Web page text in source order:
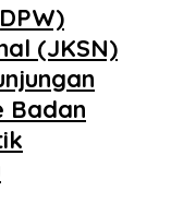
(JKSN)
Badan